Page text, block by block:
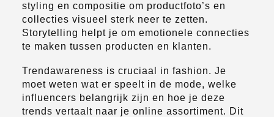
styling en compositie om productfoto’s en
collecties visueel sterk neer te zetten.
Storytelling helpt je om emotionele connecties
te maken tussen producten en klanten.
Trendawareness is cruciaal in fashion. Je
moet weten wat er speelt in de mode, welke
influencers belangrijk zijn en hoe je deze
trends vertaalt naar je online assortiment. Dit